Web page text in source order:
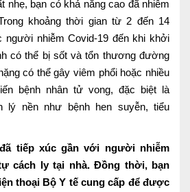
HỎI ĐÁP
TRA CỨU HỒ SƠ
nhẹ, bạn có khả năng cao đã nhiễm
khoảng thời gian từ 2 đến 14
người nhiễm Covid-19 đến khi khởi
có thể bị sốt và tổn thương đường
có thể gây viêm phổi hoặc nhiều
bệnh nhân tử vong, đặc biệt là
lý nền như bệnh hen suyễn, tiểu
tiếp xúc gần với người nhiễm
cách ly tại nhà. Đồng thời, bạn
thoại Bộ Y tế cung cấp để được